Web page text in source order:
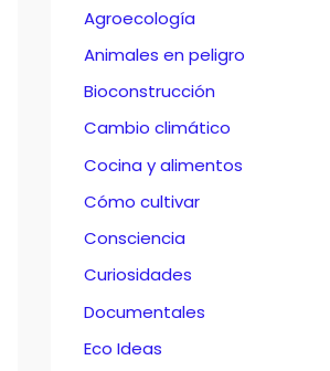
Agroecología
Animales en peligro
Bioconstrucción
Cambio climático
Cocina y alimentos
Cómo cultivar
Consciencia
Curiosidades
Documentales
Eco Ideas